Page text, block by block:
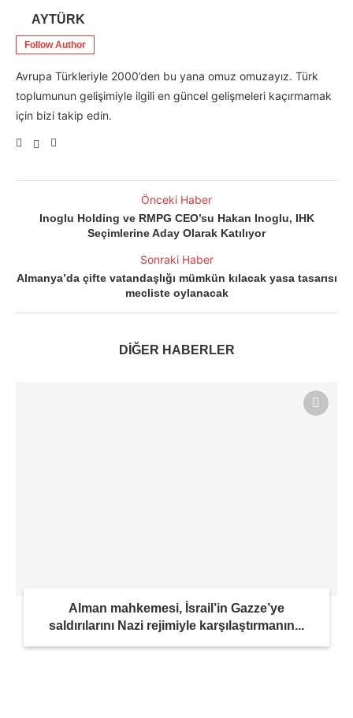
AYTÜRK
Follow Author
Avrupa Türkleriyle 2000’den bu yana omuz omuzayız. Türk
toplumunun gelişimiyle ilgili en güncel gelişmeleri kaçırmamak
için bizi takip edin.
Önceki Haber
Inoglu Holding ve RMPG CEO’su Hakan Inoglu, IHK
Seçimlerine Aday Olarak Katılıyor
Sonraki Haber
Almanya’da çifte vatandaşlığı mümkün kılacak yasa tasarısı
mecliste oylanacak
DİĞER HABERLER
Alman mahkemesi, İsrail’in Gazze’ye
saldırılarını Nazi rejimiyle karşılaştırmanın...